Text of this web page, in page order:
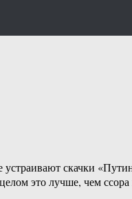
скачки
это лучше, чем